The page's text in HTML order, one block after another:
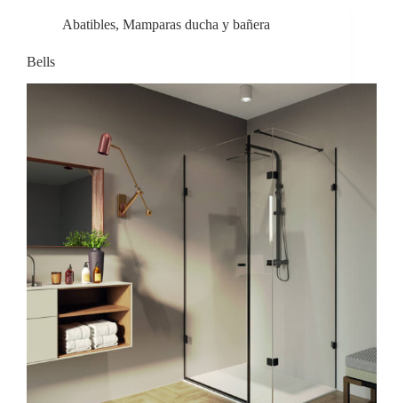
Abatibles, Mamparas ducha y bañera
Bells